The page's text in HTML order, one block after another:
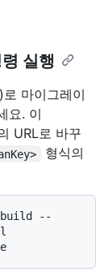
실행
마이그레이
요. 이
URL로 바꾸
형식의
build --